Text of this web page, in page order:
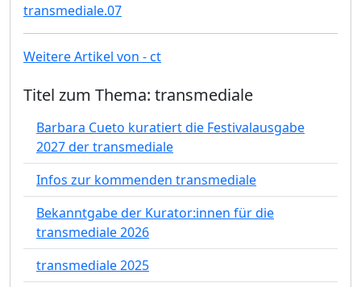
transmediale.07
Weitere Artikel von - ct
Titel zum Thema: transmediale
Barbara Cueto kuratiert die Festivalausgabe
2027 der transmediale
Infos zur kommenden transmediale
Bekanntgabe der Kurator:innen für die
transmediale 2026
transmediale 2025